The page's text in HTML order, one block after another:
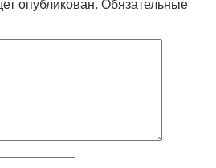
опубликован. Обязательные